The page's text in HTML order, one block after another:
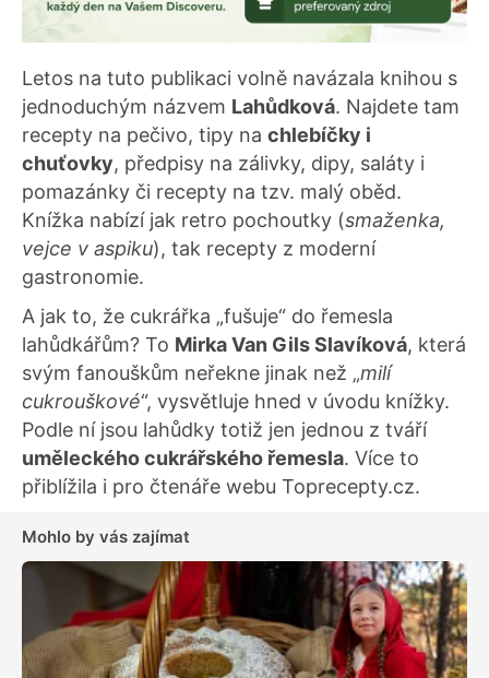
Letos na tuto publikaci volně navázala knihou s
jednoduchým názvem Lahůdková. Najdete tam
recepty na pečivo, tipy na chlebíčky i
chuťovky, předpisy na zálivky, dipy, saláty i
pomazánky či recepty na tzv. malý oběd.
Knížka nabízí jak retro pochoutky (smaženka,
vejce v aspiku), tak recepty z moderní
gastronomie.
A jak to, že cukrářka „fušuje“ do řemesla
lahůdkářům? To Mirka Van Gils Slavíková, která
svým fanouškům neřekne jinak než „milí
cukrouškové“, vysvětluje hned v úvodu knížky.
Podle ní jsou lahůdky totiž jen jednou z tváří
uměleckého cukrářského řemesla. Více to
přiblížila i pro čtenáře webu Toprecepty.cz.
Mohlo by vás zajímat